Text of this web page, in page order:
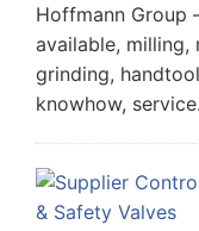
Hoffmann Group
available, milling,
grinding,
knowhow, service.